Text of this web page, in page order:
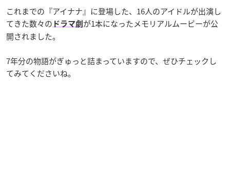
これまでの『アイナナ』に登場した、16人のアイドルが出演し
てきた数々の ドラマ劇 が1本になったメモリアルムービーが公
開されました。
7年分の物語がぎゅっと詰まっていますので、ぜひチェックし
てみてくださいね。